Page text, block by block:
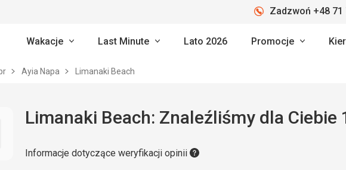
Zadzwoń +48 71
Wakacje Last Minute Lato 2026 Promocje
Ayia Napa Limanaki Beach
Limanaki Beach: Znaleźliśmy dla Ciebie
Informacje dotyczące weryfikacji opinii